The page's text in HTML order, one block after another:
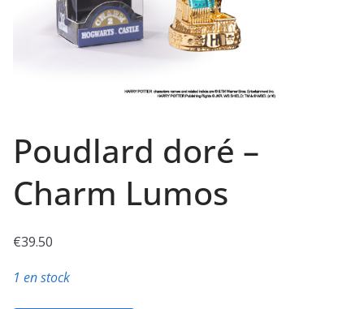
Poudlard doré –
Charm Lumos
€39.50
1 en stock